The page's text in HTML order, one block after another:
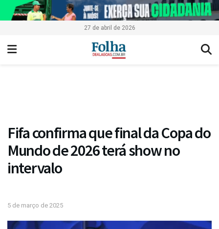
27 de abril de 2026
Fifa confirma que final da Copa do
Mundo de 2026 terá show no
intervalo
5 de março de 2025